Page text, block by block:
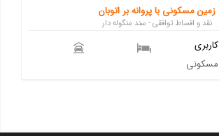
زمین مسکونی با پروانه بر اتوبان
نقد و اقساط توافقی - سند منگوله دار
کاربری
مسکونی